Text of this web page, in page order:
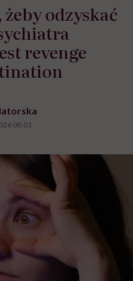
żeby odzyskać
revenge
08:01